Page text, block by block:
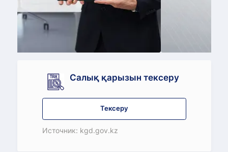
Салық қарызын тексеру
Тексеру
Источник: kgd.gov.kz